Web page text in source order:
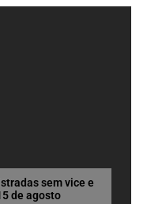
sem vice e
de agosto